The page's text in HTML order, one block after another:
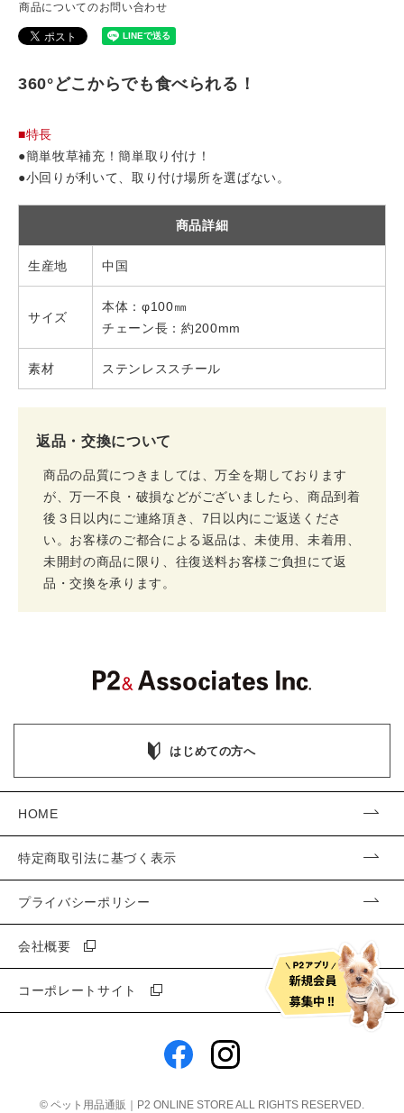
商品についてのお問い合わせ
360°どこからでも食べられる！
■特長
●簡単牧草補充！簡単取り付け！
●小回りが利いて、取り付け場所を選ばない。
商品詳細
生産地 中国
サイズ
本体：φ100㎜
チェーン長：約200mm
素材 ステンレススチール
返品・交換について
商品の品質につきましては、万全を期しております
が、万一不良・破損などがございましたら、商品到着
後３日以内にご連絡頂き、7日以内にご返送くださ
い。お客様のご都合による返品は、未使用、未着用、
未開封の商品に限り、往復送料お客様ご負担にて返
品・交換を承ります。
はじめての方へ
HOME
特定商取引法に基づく表示
プライバシーポリシー
会社概要
コーポレートサイト
© ペット用品通販｜P2 ONLINE STOREALL RIGHTS RESERVED.